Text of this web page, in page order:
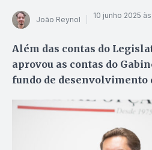
João Reynol 10 junho 2025
Além das contas do
aprovou as contas do
fundo de desenvolvimento